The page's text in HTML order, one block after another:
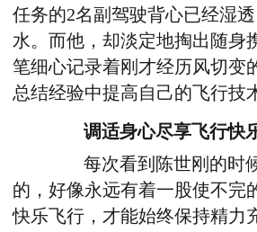
任务的2名副驾驶背心已经湿
水。而他，却淡定地掏出随身
笔细心记录着刚才经历风切变
总结经验中提高自己的飞行技
调适身心尽享飞行快
每次看到陈世刚的时
的，好像永远有着一股使不完
快乐飞行，才能始终保持精力